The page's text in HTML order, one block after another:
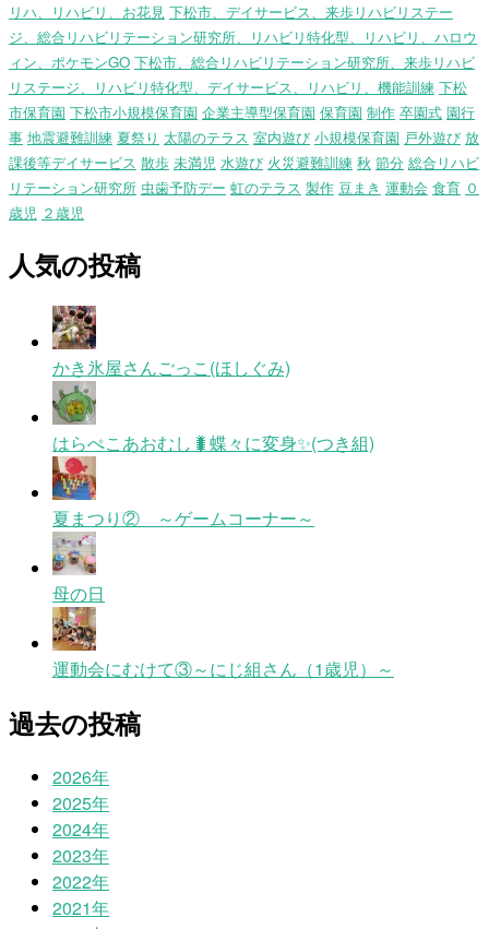
リハ、リハビリ、お花見 下松市、デイサービス、来歩リハビリステー
ジ、総合リハビリテーション研究所、リハビリ特化型、リハビリ、ハロウ
ィン、ポケモンGO 下松市、総合リハビリテーション研究所、来歩リハビ
リステージ、リハビリ特化型、デイサービス、リハビリ、機能訓練 下松
市保育園 下松市小規模保育園 企業主導型保育園 保育園 制作 卒園式 園行
事 地震避難訓練 夏祭り 太陽のテラス 室内遊び 小規模保育園 戸外遊び 放
課後等デイサービス 散歩 未満児 水遊び 火災避難訓練 秋 節分 総合リハビ
リテーション研究所 虫歯予防デー 虹のテラス 製作 豆まき 運動会 食育 ０
歳児 ２歳児
人気の投稿
かき氷屋さんごっこ(ほしぐみ)
はらぺこあおむし🐛蝶々に変身✨(つき組)
夏まつり② ～ゲームコーナー～
母の日
運動会にむけて③～にじ組さん（1歳児）～
過去の投稿
2026年
2025年
2024年
2023年
2022年
2021年